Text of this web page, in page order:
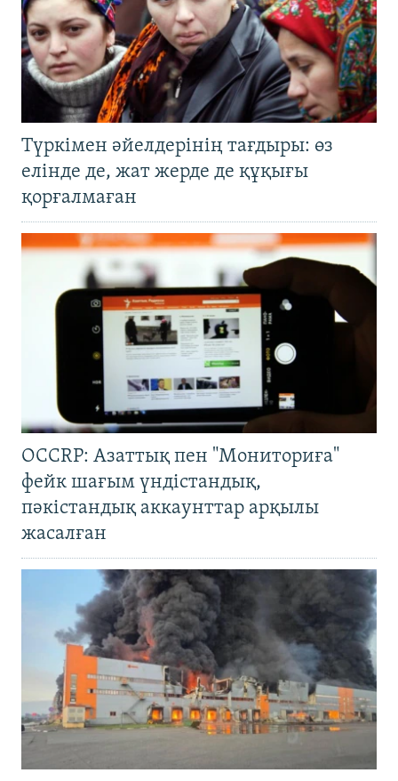
Түркімен әйелдерінің тағдыры: өз
елінде де, жат жерде де құқығы
қорғалмаған
OCCRP: Азаттық пен "Мониториға"
фейк шағым үндістандық,
пәкістандық аккаунттар арқылы
жасалған